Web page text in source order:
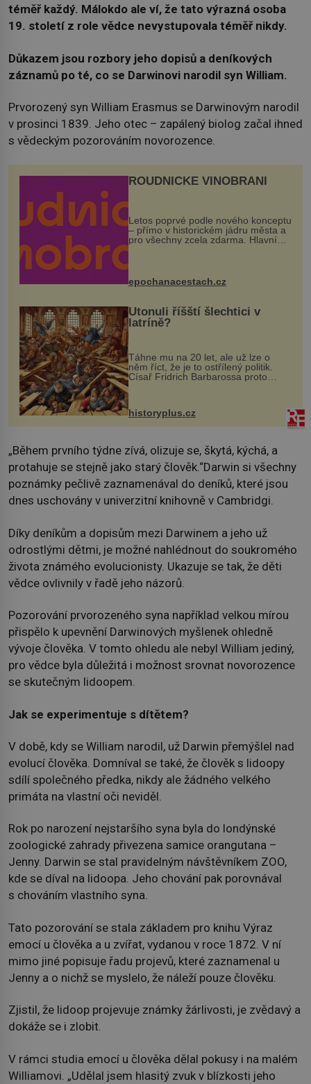
téměř každý. Málokdo ale ví, že tato výrazná osoba
19. století z role vědce nevystupovala téměř nikdy.
Důkazem jsou rozbory jeho dopisů a deníkových
záznamů po té, co se Darwinovi narodil syn William.
Prvorozený syn William Erasmus se Darwinovým narodil
v prosinci 1839. Jeho otec – zapálený biolog začal ihned
s vědeckým pozorováním novorozence.
ROUDNICKÉ VINOBRANÍ
Letos poprvé podle nového konceptu
– přímo v historickém jádru města a
pro všechny zcela zdarma. Hlavní
program se odehraje na Karlově a
mohou těšit na víno, burčák, pes...
epochanacestach.cz
Utonuli říšští šlechtici v
latríně?
Táhne mu na 20 let, ale už lze o
něm říct, že je to ostřílený politik.
Císař Fridrich Barbarossa proto
posílá svého syna a dědice Jindřicha
VI. do Erfurtu, aby se stal
prostředníkem při řešení sporu m...
historyplus.cz
„Během prvního týdne zívá, olizuje se, škytá, kýchá, a
protahuje se stejně jako starý člověk.“Darwin si všechny
poznámky pečlivě zaznamenával do deníků, které jsou
dnes uschovány v univerzitní knihovně v Cambridgi.
Díky deníkům a dopisům mezi Darwinem a jeho už
odrostlými dětmi, je možné nahlédnout do soukromého
života známého evolucionisty. Ukazuje se tak, že děti
vědce ovlivnily v řadě jeho názorů.
Pozorování prvorozeného syna například velkou mírou
přispělo k upevnění Darwinových myšlenek ohledně
vývoje člověka. V tomto ohledu ale nebyl William jediný,
pro vědce byla důležitá i možnost srovnat novorozence
se skutečným lidoopem.
Jak se experimentuje s dítětem?
V době, kdy se William narodil, už Darwin přemýšlel nad
evolucí člověka. Domníval se také, že člověk s lidoopy
sdílí společného předka, nikdy ale žádného velkého
primáta na vlastní oči neviděl.
Rok po narození nejstaršího syna byla do londýnské
zoologické zahrady přivezena samice orangutana –
Jenny. Darwin se stal pravidelným návštěvníkem ZOO,
kde se díval na lidoopa. Jeho chování pak porovnával
s chováním vlastního syna.
Tato pozorování se stala základem pro knihu Výraz
emocí u člověka a u zvířat, vydanou v roce 1872. V ní
mimo jiné popisuje řadu projevů, které zaznamenal u
Jenny a o nichž se myslelo, že náleží pouze člověku.
Zjistil, že lidoop projevuje známky žárlivosti, je zvědavý a
dokáže se i zlobit.
V rámci studia emocí u člověka dělal pokusy i na malém
Williamovi. „Udělal jsem hlasitý zvuk v blízkosti jeho